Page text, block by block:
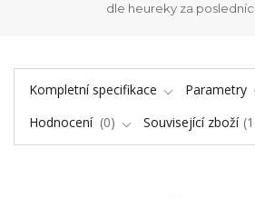
dle heureky za
Kompletní specifikace
Parametry
Hodnocení
0 Související zboží